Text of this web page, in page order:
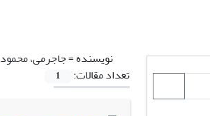
نویسنده =جاجرمی، محمود
تعداد مقالات:
1